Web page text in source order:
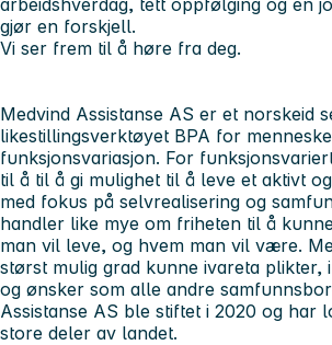
gjør en forskjell.
Vi ser frem til å høre fra deg.
Medvind Assistanse AS er et norskeid
likestillingsverktøyet BPA for
funksjonsvariasjon. For
til å til å gi mulighet til å leve et aktivt
med fokus på selvrealisering og
handler like mye om friheten til å
man vil leve, og hvem man vil være.
størst mulig grad kunne ivareta plikter,
og ønsker som alle andre
Assistanse AS ble stiftet i 2020 og har
store deler av landet.